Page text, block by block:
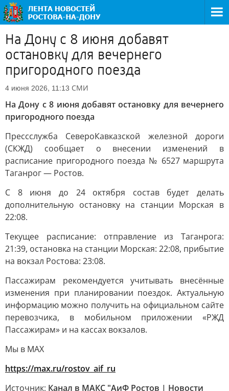
На Дону с 8 июня добавят
остановку для вечернего
пригородного поезда
4 июня 2026, 11:13 СМИ
На Дону с 8 июня добавят остановку для вечернего
пригородного поезда
Прессслужба СевероКавказской железной дороги
(СКЖД) сообщает о внесении изменений в
расписание пригородного поезда № 6527 маршрута
Таганрог — Ростов.
С 8 июня до 24 октября состав будет делать
дополнительную остановку на станции Морская в
22:08.
Текущее расписание: отправление из Таганрога:
21:39, остановка на станции Морская: 22:08, прибытие
на вокзал Ростова: 23:08.
Пассажирам рекомендуется учитывать внесённые
изменения при планировании поездок. Актуальную
информацию можно получить на официальном сайте
перевозчика, в мобильном приложении «РЖД
Пассажирам» и на кассах вокзалов.
Мы в MAX
https://max.ru/rostov_aif_ru
Источник: Канал в МАКС "АиФ Ростов | Новости